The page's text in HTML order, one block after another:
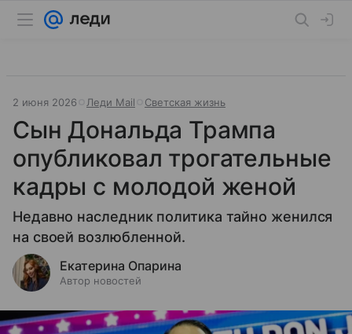
2 июня 2026 Леди Mail Светская жизнь
Сын Дональда Трампа
опубликовал трогательные
кадры с молодой женой
Недавно наследник политика тайно женился
на своей возлюбленной.
Екатерина Опарина
Автор новостей